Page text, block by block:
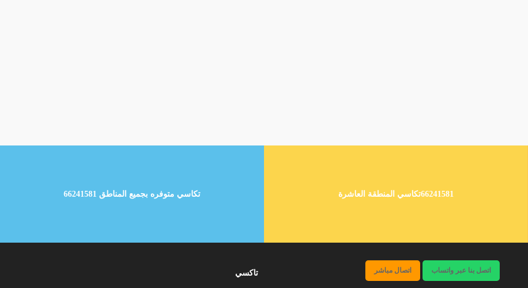
66241581تكاسي المنطقة العاشرة تكاسي متوفره بجميع المناطق 66241581
اتصل بنا عبر واتساب اتصال مباشر تاكسي